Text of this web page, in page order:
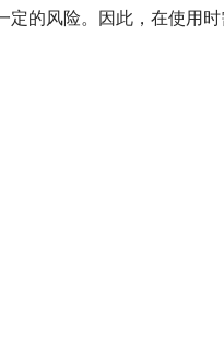
的风险。因此，在使用